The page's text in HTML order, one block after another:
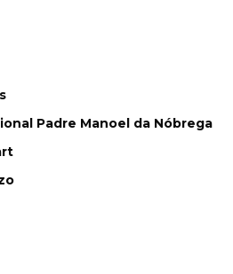
Padre Manoel da Nóbrega